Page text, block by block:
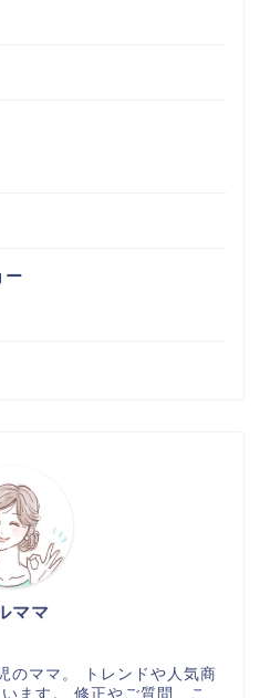
ー
ママ
のママ。 トレンドや人気商
ます。 修正やご質問、こ